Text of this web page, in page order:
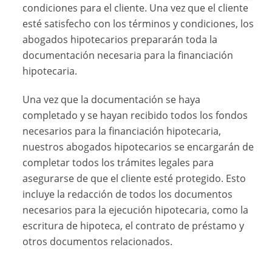
condiciones para el cliente. Una vez que el cliente
esté satisfecho con los términos y condiciones, los
abogados hipotecarios prepararán toda la
documentación necesaria para la financiación
hipotecaria.
Una vez que la documentación se haya
completado y se hayan recibido todos los fondos
necesarios para la financiación hipotecaria,
nuestros abogados hipotecarios se encargarán de
completar todos los trámites legales para
asegurarse de que el cliente esté protegido. Esto
incluye la redacción de todos los documentos
necesarios para la ejecución hipotecaria, como la
escritura de hipoteca, el contrato de préstamo y
otros documentos relacionados.